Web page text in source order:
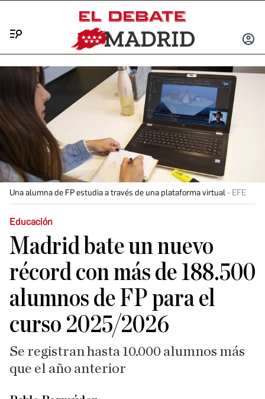
INICIAR
Una alumna de FP estudia a través de una plataforma virtual EFE
Educación
Madrid bate un nuevo
récord con más de 188.500
alumnos de FP para el
curso 2025/2026
Se registran hasta 10.000 alumnos más
que el año anterior